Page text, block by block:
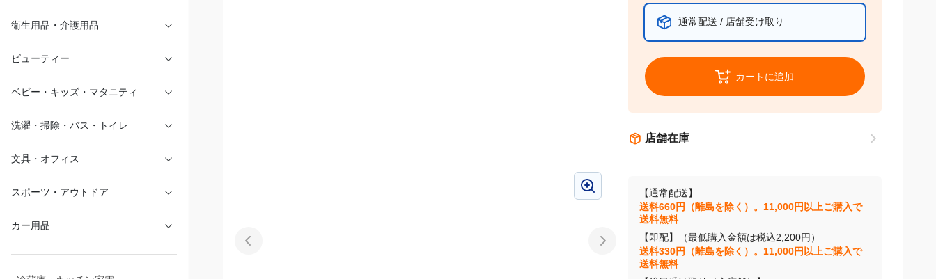
カー用品
通常配送 / 店舗受け取り
カートに追加
店舗在庫
【通常配送】
送料660円（離島を除く）。11,000円以上ご購入で
送料無料
【即配】（最低購入金額は税込2,200円）
送料330円（離島を除く）。11,000円以上ご購入で
送料無料